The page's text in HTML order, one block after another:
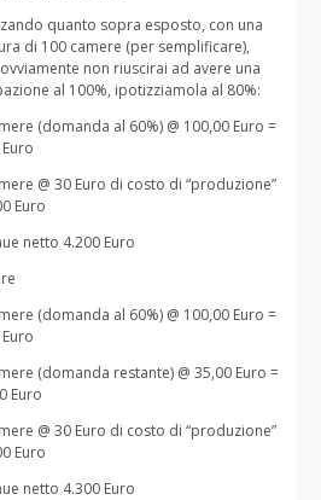
quanto sopra esposto, con una
di 100 camere (per semplificare),
non riuscirai ad avere una
al 100%, ipotizziamola al 80%:
(domanda al 60%) @ 100,00 Euro =
@ 30 Euro di costo di “produzione”
Euro
netto 4.200 Euro
(domanda al 60%) @ 100,00 Euro =
(domanda restante) @ 35,00 Euro =
Euro
@ 30 Euro di costo di “produzione”
Euro
netto 4.300 Euro